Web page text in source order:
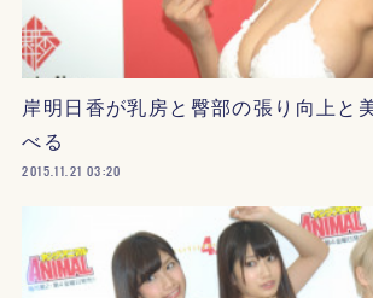
岸明日香が乳房と臀部の張り向上と
べる
2015.11.21 03:20